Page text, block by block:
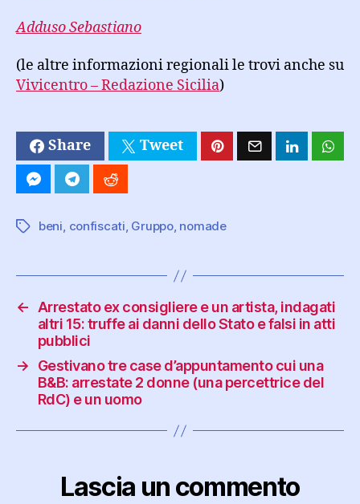
Adduso Sebastiano
(le altre informazioni regionali le trovi anche su
Vivicentro – Redazione Sicilia)
Share Tweet
Tag beni, confiscati, Gruppo, nomade
← Arrestato ex consigliere e un artista, indagati
altri 15: truffe ai danni dello Stato e falsi in atti
pubblici
→
Gestivano tre case d’appuntamento cui una
B&B: arrestate 2 donne (una percettrice del
RdC) e un uomo
Lascia un commento